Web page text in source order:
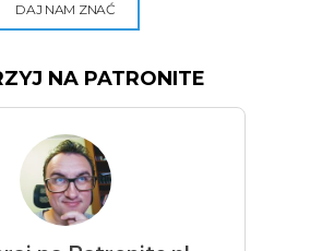
DAJ NAM ZNAĆ
NA PATRONITE